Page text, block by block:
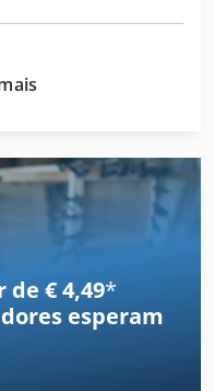
€ 4,49*
esperam